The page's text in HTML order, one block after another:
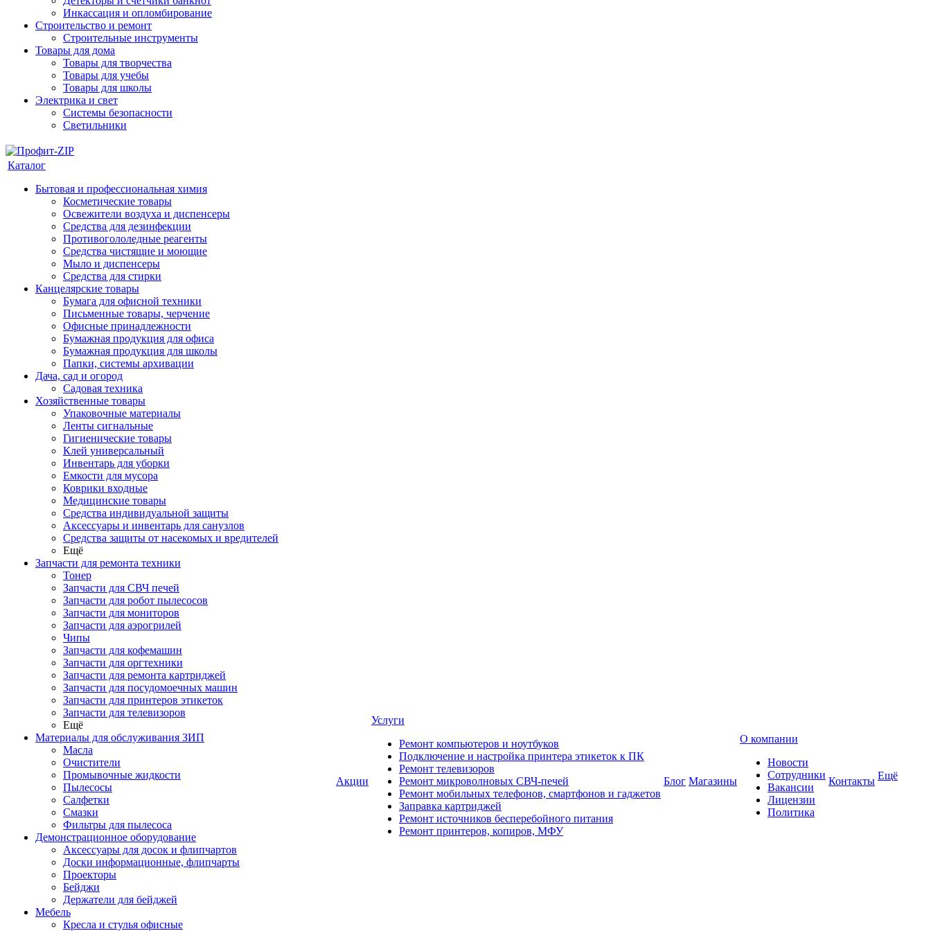
Инкассация и опломбирование
Строительство и ремонт
Строительные инструменты
Товары для дома
Товары для творчества
Товары для учебы
Товары для школы
Электрика и свет
Системы безопасности
Светильники
Каталог
Бытовая и профессиональная химия
Косметические товары
Освежители воздуха и диспенсеры
Средства для дезинфекции
Противогололедные реагенты
Средства чистящие и моющие
Мыло и диспенсеры
Средства для стирки
Канцелярские товары
Бумага для офисной техники
Письменные товары, черчение
Офисные принадлежности
Бумажная продукция для офиса
Бумажная продукция для школы
Папки, системы архивации
Дача, сад и огород
Садовая техника
Хозяйственные товары
Упаковочные материалы
Ленты сигнальные
Гигиенические товары
Клей универсальный
Инвентарь для уборки
Емкости для мусора
Коврики входные
Медицинские товары
Средства индивидуальной защиты
Аксессуары и инвентарь для санузлов
Средства защиты от насекомых и вредителей
Ещё
Запчасти для ремонта техники
Тонер
Запчасти для СВЧ печей
Запчасти для робот пылесосов
Запчасти для мониторов
Запчасти для аэрогрилей
Чипы
Запчасти для кофемашин
Запчасти для оргтехники
Запчасти для ремонта картриджей
Запчасти для посудомоечных машин
Запчасти для принтеров этикеток
Запчасти для телевизоров
Ещё
Материалы для обслуживания ЗИП
Масла
Очистители
Промывочные жидкости
Пылесосы
Салфетки
Смазки
Фильтры для пылесоса
Демонстрационное оборудование
Аксессуары для досок и флипчартов
Доски информационные, флипчарты
Проекторы
Бейджи
Держатели для бейджей
Мебель
Кресла и стулья офисные
Акции
Услуги
Ремонт компьютеров и ноутбуков
Подключение и настройка принтера этикеток к ПК
Ремонт телевизоров
Ремонт микроволновых СВЧ-печей
Ремонт мобильных телефонов, смартфонов и гаджетов
Заправка картриджей
Ремонт источников бесперебойного питания
Ремонт принтеров, копиров, МФУ
Блог Магазины
О компании
Новости
Сотрудники
Вакансии
Лицензии
Политика
Контакты Ещё